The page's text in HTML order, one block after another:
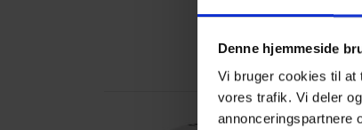
Denne hjemmeside
Vi bruger cookies til at
vores trafik. Vi deler
annonceringspartnere